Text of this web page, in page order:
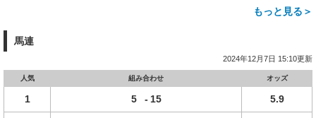
もっと見る＞
馬連
2024年12月7日 15:10更新
人気 組み合わせ オッズ
1 5 - 15 5.9